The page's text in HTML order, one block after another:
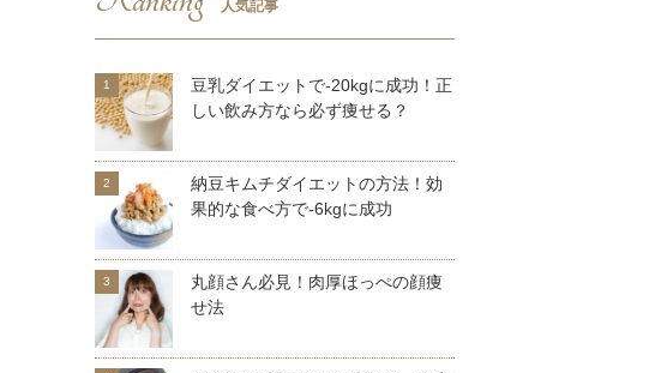
人気記事
豆乳ダイエットで-20kgに成功！正
しい飲み方なら必ず痩せる？
納豆キムチダイエットの方法！効
果的な食べ方で-6kgに成功
丸顔さん必見！肉厚ほっぺの顔痩
せ法